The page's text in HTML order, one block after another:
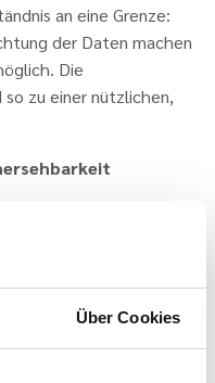
Über Cookies
an eine Grenze:
der Daten machen
Die
zu einer nützlichen,
Lernen
wider. Anders als
Sie erkennen Muster
Mensch mehr
daraus Neues: Texte,